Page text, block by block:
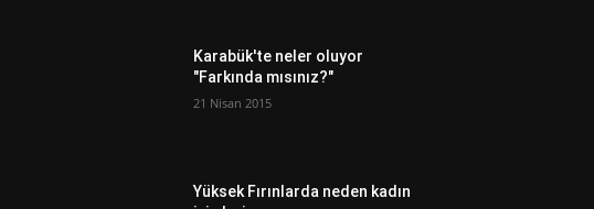
Karabük'te neler oluyor
"Farkında mısınız?"
21 Nisan 2015
Yüksek Fırınlarda neden kadın